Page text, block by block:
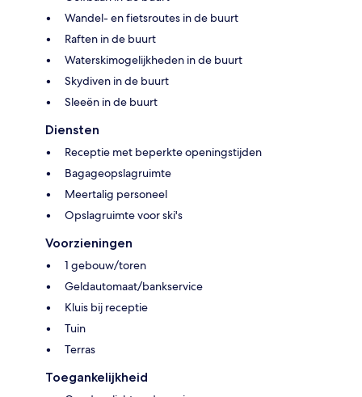
Wandel- en fietsroutes in de buurt
Raften in de buurt
Waterskimogelijkheden in de buurt
Skydiven in de buurt
Sleeën in de buurt
Diensten
Receptie met beperkte openingstijden
Bagageopslagruimte
Meertalig personeel
Opslagruimte voor ski's
Voorzieningen
1 gebouw/toren
Geldautomaat/bankservice
Kluis bij receptie
Tuin
Terras
Toegankelijkheid